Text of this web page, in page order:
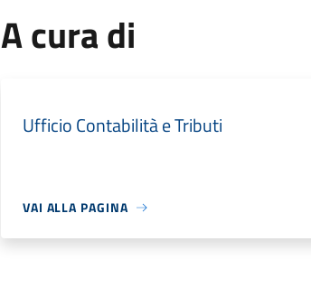
A cura di
Ufficio Contabilità e Tributi
VAI ALLA PAGINA